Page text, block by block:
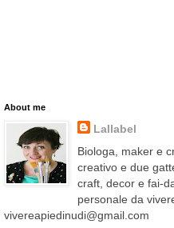
About me
Lallabel
Biologa, maker e
creativo e due
craft, decor e fai-
personale da
vivereapiedinudi@gmail.com